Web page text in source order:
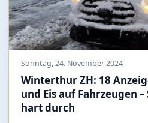
Sonntag, 24. November 2024
Winterthur ZH: 18
und Eis auf Fahrzeugen
hart durch